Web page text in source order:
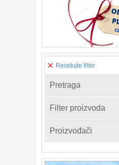
Resetujte filter
Pretraga
Filter proizvoda
Proizvođači